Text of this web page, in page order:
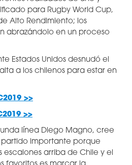
para Rugby World Cup,
Alto Rendimiento; los
abrazándolo en un proceso
Estados Unidos desnudó el
a los chilenos para estar en
>>
>>
línea Diego Magno, cree
partido importante porque
escalones arriba de Chile y el